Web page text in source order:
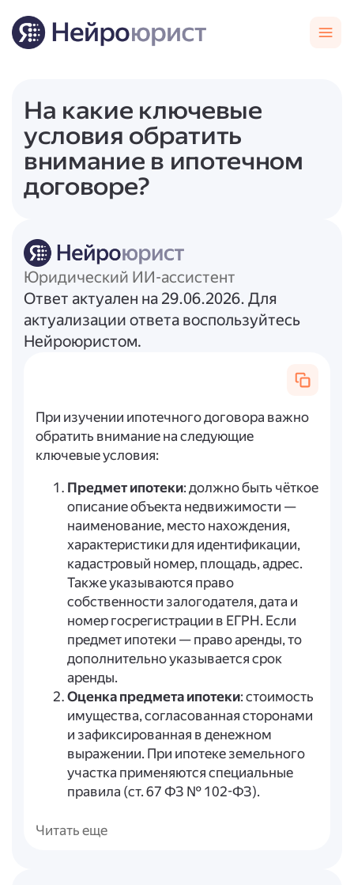
На какие ключевые
условия обратить
внимание в ипотечном
договоре?
Юридический ИИ-ассистент
Ответ актуален на 29.06.2026. Для
актуализации ответа воспользуйтесь
Нейроюристом.
При изучении ипотечного договора важно
обратить внимание на следующие
ключевые условия:
Предмет ипотеки: должно быть чёткое
описание объекта недвижимости —
наименование, место нахождения,
характеристики для идентификации,
кадастровый номер, площадь, адрес.
Также указываются право
собственности залогодателя, дата и
номер госрегистрации в ЕГРН. Если
предмет ипотеки — право аренды, то
дополнительно указывается срок
аренды.
Оценка предмета ипотеки: стоимость
имущества, согласованная сторонами
и зафиксированная в денежном
выражении. При ипотеке земельного
участка применяются специальные
правила (ст. 67 ФЗ № 102-ФЗ).
ипотекой
Читать еще